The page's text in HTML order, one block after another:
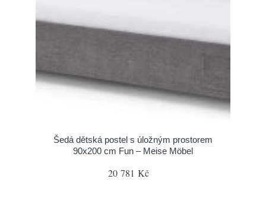
Šedá dětská postel s úložným prostorem
90x200 cm Fun – Meise Möbel
20 781 Kč